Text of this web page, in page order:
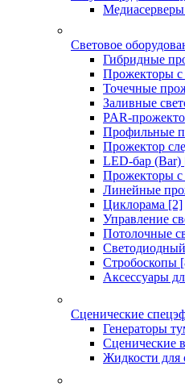
Медиасерверы
Световое
Гибридные
Прожекторы с
Точечные
Заливные
PAR-
Профильные
Прожектор
LED-бар (Bar)
Прожекторы с
Линейные
Циклорама [2]
Управление
Потолочные
Стробоскопы
Аксессуары
Сценические
Генераторы
Сценические
Жидкости для